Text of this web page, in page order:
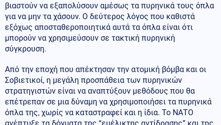
βιαστούν να εξαπολύσουν αμέσως τα πυρηνικά τους όπλα
για να μην τα χάσουν. Ο δεύτερος λόγος που καθιστά
εξόχως αποσταθεροποιητικά αυτά τα όπλα είναι ότι
μπορούν να χρησιμεύσουν σε τακτική πυρηνική
σύγκρουση.
Από την εποχή που απέκτησαν την ατομική βόμβα και οι
Σοβιετικοί, η μεγάλη προσπάθεια των πυρηνικών
στρατηγιστών είναι να αναπτύξουν μεθόδους που θα
επέτρεπαν σε μια δύναμη να χρησιμοποιήσει τα πυρηνικά
όπλα της, χωρίς να καταστραφεί και η ίδια. Το ΝΑΤΟ